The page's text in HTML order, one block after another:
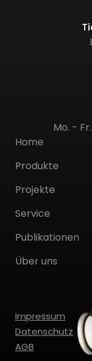
Mo. -
Home
Produkte
Projekte
Service
Publikationen
Über uns
Impressum
Datenschutz
AGB